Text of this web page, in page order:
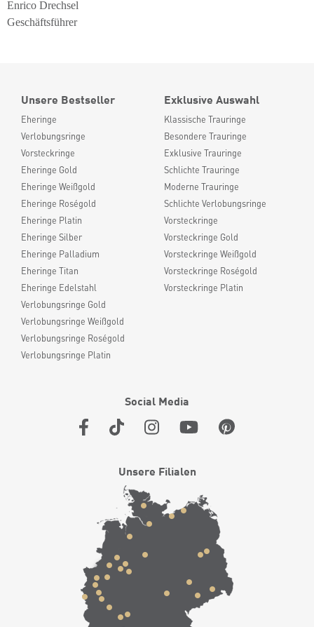
Enrico Drechsel
Geschäftsführer
Unsere Bestseller
Eheringe
Verlobungsringe
Vorsteckringe
Eheringe Gold
Eheringe Weißgold
Eheringe Roségold
Eheringe Platin
Eheringe Silber
Eheringe Palladium
Eheringe Titan
Eheringe Edelstahl
Verlobungsringe Gold
Verlobungsringe Weißgold
Verlobungsringe Roségold
Verlobungsringe Platin
Exklusive Auswahl
Klassische Trauringe
Besondere Trauringe
Exklusive Trauringe
Schlichte Trauringe
Moderne Trauringe
Schlichte Verlobungsringe
Vorsteckringe
Vorsteckringe Gold
Vorsteckringe Weißgold
Vorsteckringe Roségold
Vorsteckringe Platin
Social Media
Unsere Filialen